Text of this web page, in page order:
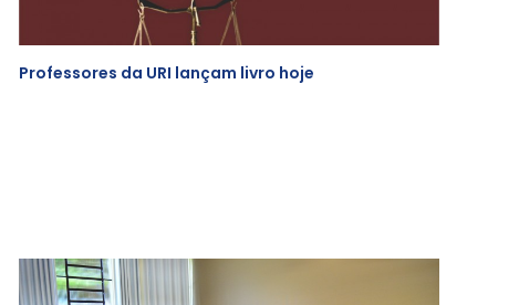
Professores da URI lançam livro hoje